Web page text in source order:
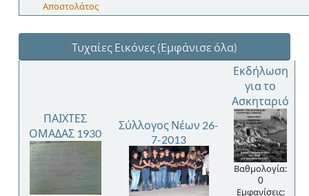
Αποστολάτος
Τυχαίες Εικόνες (Εμφάνισε όλα)
ΠΑΙΧΤΕΣ
ΟΜΑΔΑΣ 1930
Σύλλογος Νέων 26-
7-2013
Εκδήλωση
για το
Ασκηταριό
Βαθμολογία:
0
Εμφανίσεις: